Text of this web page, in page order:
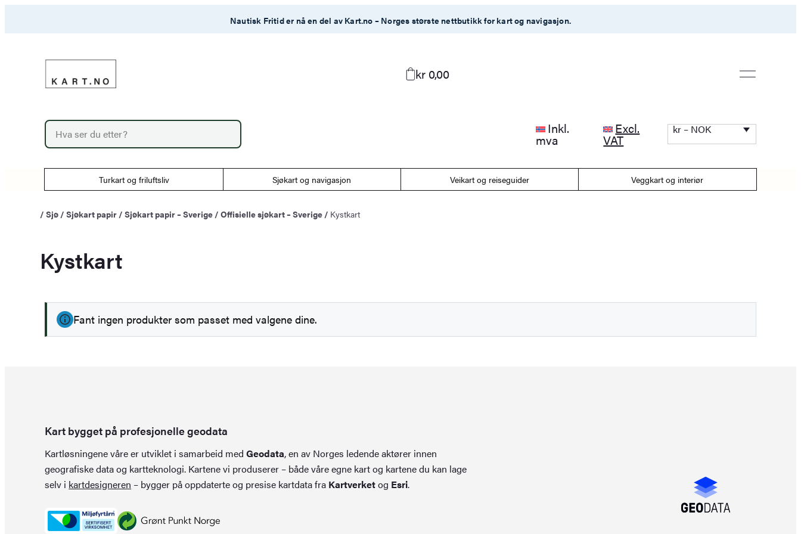
Nautisk Fritid er nå en del av Kart.no – Norges største nettbutikk for kart og navigasjon.
kr 0,00
P
o
u
t
s
s
r
c
Inkl.
mva
Excl.
VAT
kr – NOK
Turkart og friluftsliv Sjøkart og navigasjon Veikart og reiseguider Veggkart og interiør
/Sjø /Sjøkart papir /Sjøkart papir – Sverige /Offisielle sjøkart – Sverige / Kystkart
Kystkart
Fant ingen produkter som passet med valgene dine.
Kart bygget på profesjonelle geodata
Kartløsningene våre er utviklet i samarbeid medGeodata, en av Norges ledende aktører innen
geografiske data og kartteknologi. Kartene vi produserer – både våre egne kart og kartene du kan lage
selv i kartdesigneren – bygger på oppdaterte og presise kartdata fra Kartverketog Esri.